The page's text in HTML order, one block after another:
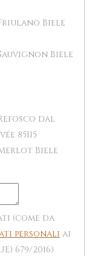
Biele
Biele
dal
85I15
Biele
(come da
personali ai
679/2016)